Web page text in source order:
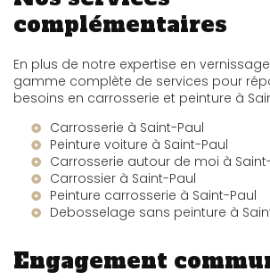
complémentaires
En plus de notre expertise en
gamme complète de services pour
besoins en carrosserie et peinture à
Carrosserie à Saint-Paul
Peinture voiture à Saint-Paul
Carrosserie autour de moi à
Carrossier à Saint-Paul
Peinture carrosserie à Saint-Paul
Debosselage sans peinture à
Engagement